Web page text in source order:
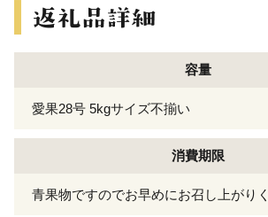
容量
愛果28号 5kgサイズ不揃い
消費期限
青果物ですのでお早めにお召し上がりく